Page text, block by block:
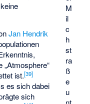
M
il
c
h
st
ra
ß
e
u
Jan Hendrik
ist.[39]
es sich dabei
sich